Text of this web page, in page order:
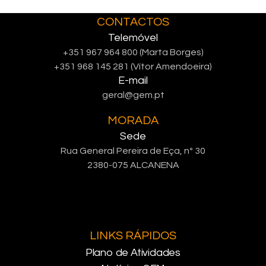
CONTACTOS
Telemóvel
+351 967 964 800 (Marta Borges)
+351 968 145 281 (Vítor Amendoeira)
E-mail
geral@gem.pt
MORADA
Sede
Rua General Pereira de Eça, nº 30
2380-075 ALCANENA
LINKS RÁPIDOS
Plano de Atividades